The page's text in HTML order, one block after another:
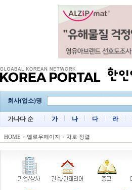
회사(업소)명
가나다 순 가 나 다 라
HOME > 옐로우페이지 > 차로 정렬